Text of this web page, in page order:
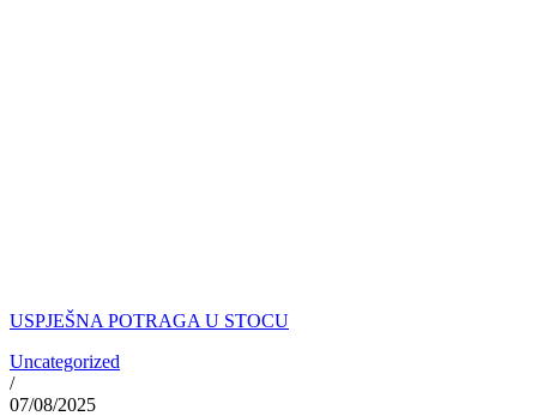
USPJEŠNA POTRAGA U STOCU
Uncategorized
/
07/08/2025